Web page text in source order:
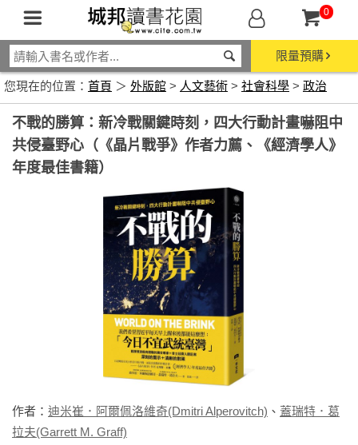
0
限量預購
您現在的位置： 首頁 ＞ 外版館 > 人文藝術 > 社會科學 > 政治
不戰的勝算：新冷戰關鍵時刻，四大行動計畫嚇阻中
共侵臺野心（《晶片戰爭》作者力薦、《經濟學人》
年度最佳書籍）
作者： 迪米崔．阿爾佩洛維奇(Dmitri Alperovitch) 、 蓋瑞特．葛
拉夫(Garrett M. Graff)